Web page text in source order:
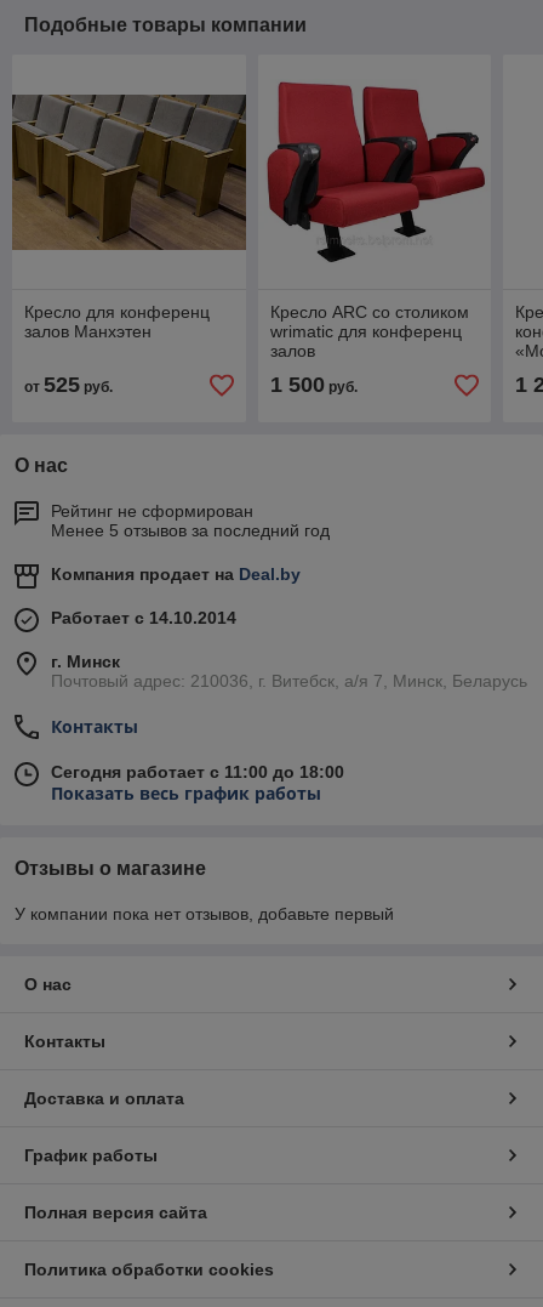
Подобные товары компании
Кресло для конференц
залов Манхэтен
от 525 руб.
Кресло ARC со столиком
wrimatic для конференц
залов
1 500руб. 1
О нас
Рейтинг не сформирован
Менее 5 отзывов за последний год
Компания продает на Deal.by
Работает с 14.10.2014
г. Минск
Почтовый адрес: 210036, г. Витебск, а/я 7, Минск, Беларусь
Контакты
Сегодня работает с 11:00 до 18:00
Показать весь график работы
Отзывы о магазине
У компании пока нет отзывов, добавьте первый
О нас
Контакты
Доставка и оплата
График работы
Полная версия сайта
Политика обработки cookies